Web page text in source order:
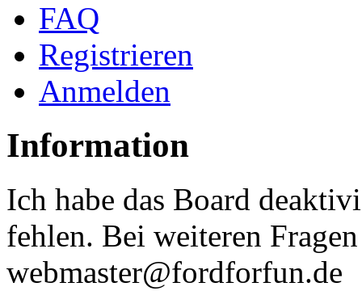
FAQ
Registrieren
Anmelden
Information
Ich habe das Board
fehlen. Bei weiteren
webmaster@fordforfun.de